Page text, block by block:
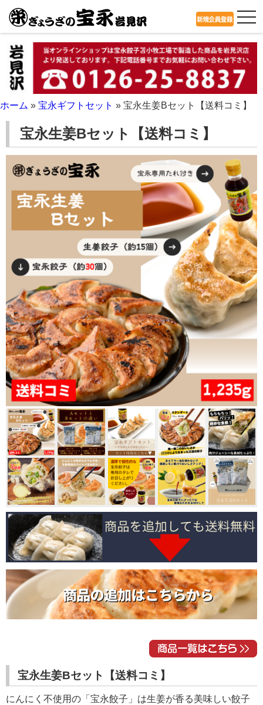
ホーム » 宝永ギフトセット » 宝永生姜Bセット【送料コミ】
宝永生姜Bセット【送料コミ】
宝永生姜Bセット【送料コミ】
にんにく不使用の「宝永餃子」は生姜が香る美味しい餃子